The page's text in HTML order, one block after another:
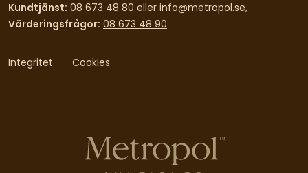
Kundtjänst: 08 673 48 80 eller info@metropol.se,
Värderingsfrågor: 08 673 48 90
Integritet Cookies